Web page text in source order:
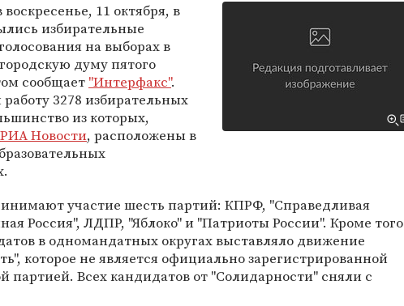
воскресенье, 11 октября, в
избирательные
на выборах в
думу пятого
сообщает "Интерфакс".
работу 3278 избирательных
из которых,
РИА Новости, расположены в
участие шесть партий: КПРФ, "Справедливая
Россия", ЛДПР, "Яблоко" и "Патриоты России". Кроме того
в одномандатных округах выставляло движение
которое не является официально зарегистрированной
партией. Всех кандидатов от "Солидарности" сняли с